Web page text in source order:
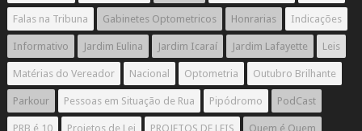
Falas na Tribuna Gabinetes Optometricos Honrarias Indicações
Informativo Jardim Eulina Jardim Icaraí Jardim Lafayette Leis
Matérias do Vereador Nacional Optometria Outubro Brilhante
Parkour Pessoas em Situação de Rua Pipódromo PodCast
PRB é 10 Projetos de Lei PROJETOS DE LEIS Quem é Quem